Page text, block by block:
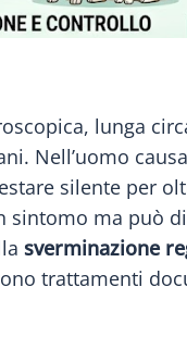
lunga
Nell’uomo causa
silente per
ma può
sverminazione
trattamenti